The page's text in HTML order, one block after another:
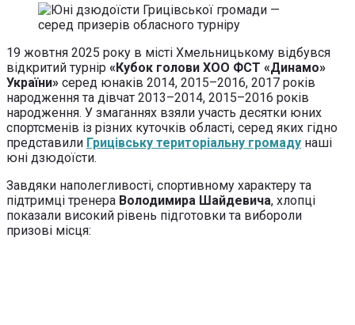
19 жовтня 2025 року в місті Хмельницькому відбувся
відкритий турнір «Кубок голови ХОО ФСТ «Динамо»
України» серед юнаків 2014, 2015–2016, 2017 років
народження та дівчат 2013–2014, 2015–2016 років
народження. У змаганнях взяли участь десятки юних
спортсменів із різних куточків області, серед яких гідно
представили Грицівську територіальну громаду наші
юні дзюдоїсти.
Завдяки наполегливості, спортивному характеру та
підтримці тренера Володимира Шайдевича, хлопці
показали високий рівень підготовки та вибороли
призові місця: